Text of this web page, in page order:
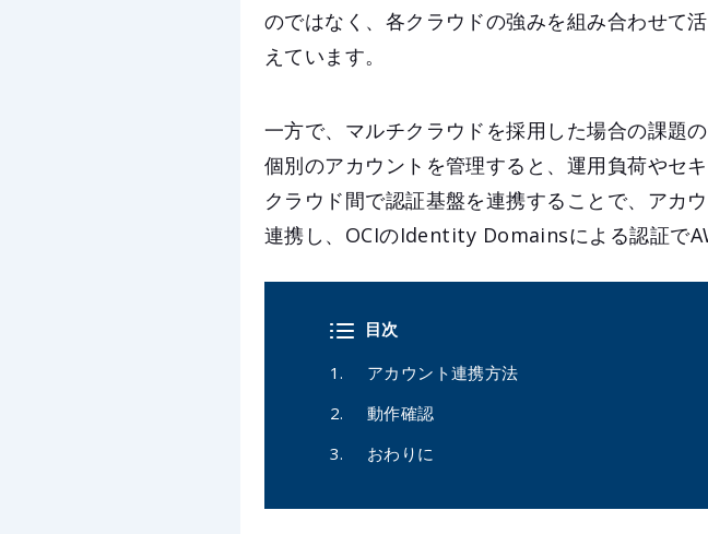
のではなく、各クラウドの強みを組み合わせて
えています。
一方で、マルチクラウドを採用した場合の課題
個別のアカウントを管理すると、運用負荷やセ
クラウド間で認証基盤を連携することで、アカ
連携し、OCIのIdentity Domainsによる認証で
目次
アカウント連携方法
動作確認
おわりに